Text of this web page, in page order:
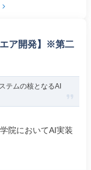
ア開発】※第二
テムの核となるAI
院においてAI実装